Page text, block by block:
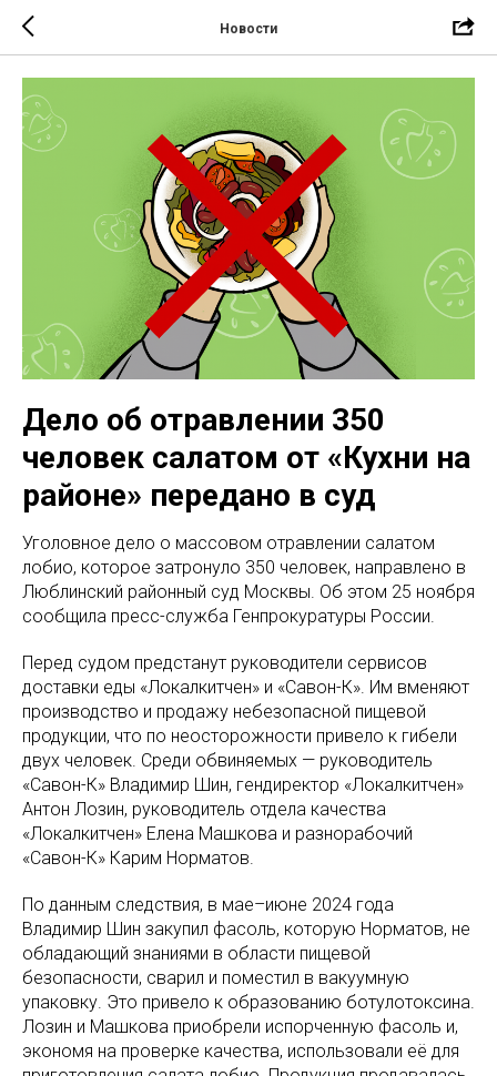
Новости
Дело об отравлении 350
человек салатом от «Кухни на
районе» передано в суд
Уголовное дело о массовом отравлении салатом
лобио, которое затронуло 350 человек, направлено в
Люблинский районный суд Москвы. Об этом 25 ноября
сообщила пресс-служба Генпрокуратуры России.
Перед судом предстанут руководители сервисов
доставки еды «Локалкитчен» и «Савон-К». Им вменяют
производство и продажу небезопасной пищевой
продукции, что по неосторожности привело к гибели
двух человек. Среди обвиняемых — руководитель
«Савон-К» Владимир Шин, гендиректор «Локалкитчен»
Антон Лозин, руководитель отдела качества
«Локалкитчен» Елена Машкова и разнорабочий
«Савон-К» Карим Норматов.
По данным следствия, в мае–июне 2024 года
Владимир Шин закупил фасоль, которую Норматов, не
обладающий знаниями в области пищевой
безопасности, сварил и поместил в вакуумную
упаковку. Это привело к образованию ботулотоксина.
Лозин и Машкова приобрели испорченную фасоль и,
экономя на проверке качества, использовали её для